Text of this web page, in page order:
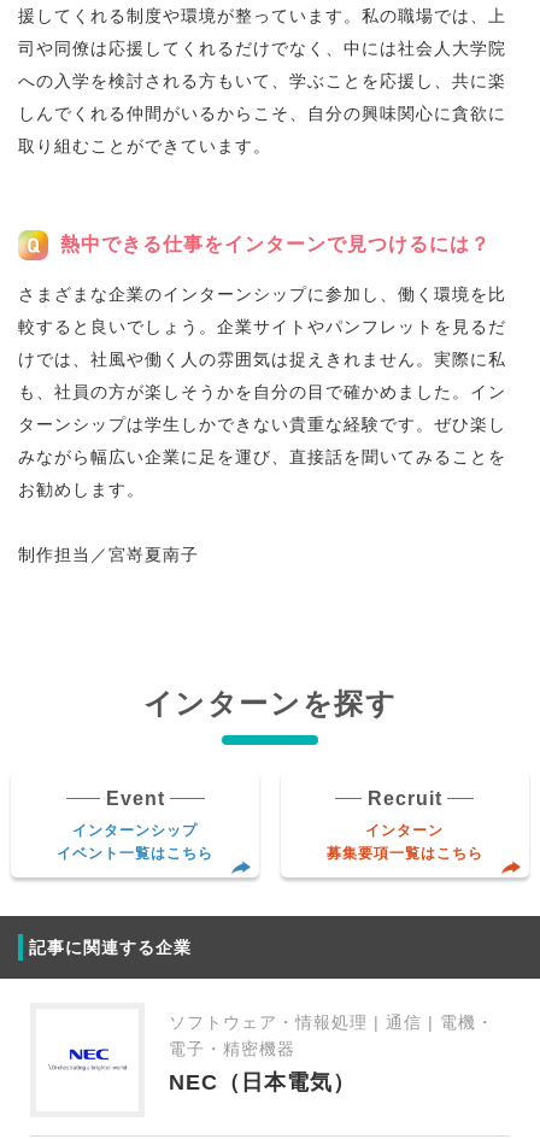
援してくれる制度や環境が整っています。私の職場では、上
司や同僚は応援してくれるだけでなく、中には社会人大学院
への入学を検討される方もいて、学ぶことを応援し、共に楽
しんでくれる仲間がいるからこそ、自分の興味関心に貪欲に
取り組むことができています。
熱中できる仕事をインターンで見つけるには？
さまざまな企業のインターンシップに参加し、働く環境を比
較すると良いでしょう。企業サイトやパンフレットを見るだ
けでは、社風や働く人の雰囲気は捉えきれません。実際に私
も、社員の方が楽しそうかを自分の目で確かめました。イン
ターンシップは学生しかできない貴重な経験です。ぜひ楽し
みながら幅広い企業に足を運び、直接話を聞いてみることを
お勧めします。
制作担当／宮嵜夏南子
インターンを探す
Event
インターンシップ
イベント一覧はこちら
Recruit
インターン
募集要項一覧はこちら
記事に関連する企業
ソフトウェア・情報処理 | 通信 | 電機・
電子・精密機器
NEC（日本電気）